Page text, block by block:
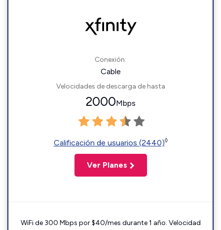
Conexión:
Cable
Velocidades de descarga de hasta
2000Mbps
Calificación de usuarios (2440)◊
Ver Planes
WiFi de 300 Mbps por $40/mes durante 1 año. Velocidad